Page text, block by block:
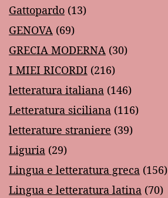
Gattopardo (13)
GENOVA (69)
GRECIA MODERNA (30)
I MIEI RICORDI (216)
letteratura italiana (146)
Letteratura siciliana (116)
letterature straniere (39)
Liguria (29)
Lingua e letteratura greca (156)
Lingua e letteratura latina (70)